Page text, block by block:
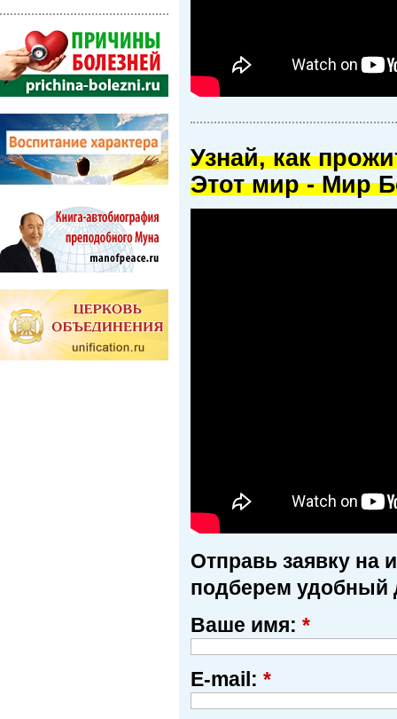
Узнай, как
Этот мир - Мир
Отправь заявку на
подберем удобный
Ваше имя: *
E-mail: *